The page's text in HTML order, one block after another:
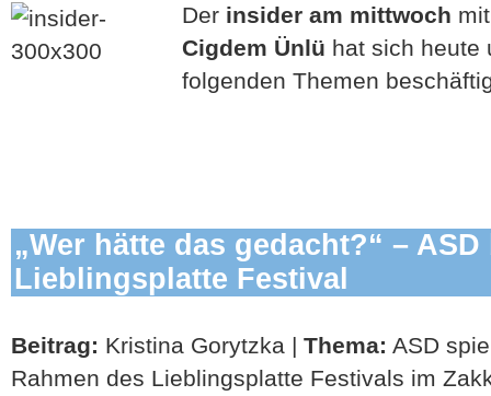
Der insider am mittwoch mit
Cigdem Ünlü hat sich heute
folgenden Themen
„Wer hätte das gedacht?“ – ASD
Lieblingsplatte Festival
Beitrag: Kristina Gorytzka | Thema: ASD
Rahmen des Lieblingsplatte Festivals im